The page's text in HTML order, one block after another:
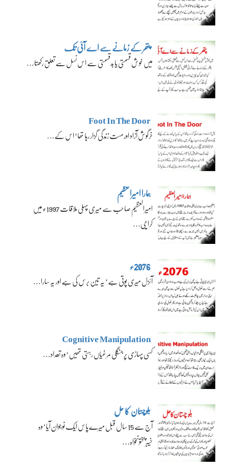
پتھر کے زمانے سے اے آئی تک
میں خوش قسمتی یا بدقسمتی سے اس نسل سے تعلق رکھتا…
Foot In The Door
خرگوش آزاد اور مست زندگی گزار رہا تھا‘ اس کے…
ہمارا امیرالعظیم
امیرالعظیم صاحب سے میری پہلی ملاقات 1997ء میں
کراچی…
2076ء
آئزل میری پوتی ہے‘ یہ تین برس کی ہے اور یہ سارا…
Cognitive Manipulation
کسی پہاڑی پر جنگلی مرغیاں رہتی تھیں‘ وہ تعداد…
بلوچستان کا حل
آج سے 15 سال قبل میرے پاس ایک نوجوان آیا‘ وہ
خیبرپختونخواہ…